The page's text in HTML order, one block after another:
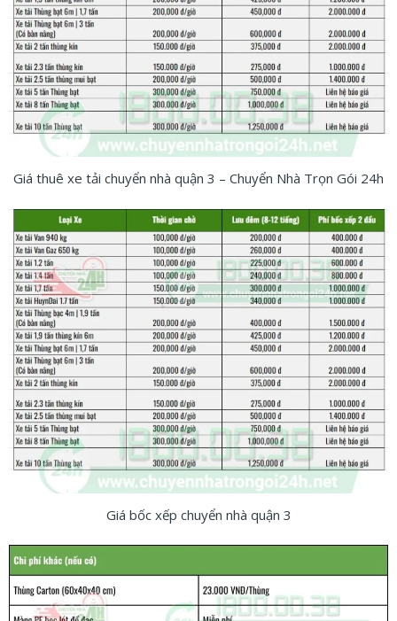
Giá thuê xe tải chuyển nhà quận 3 – Chuyển Nhà Trọn Gói 24h
Giá bốc xếp chuyển nhà quận 3